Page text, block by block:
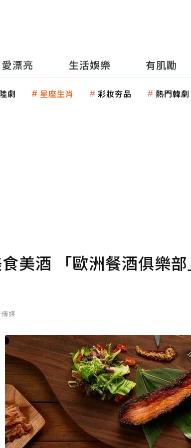
愛漂亮 生活娛樂 有肌勵
劇 星座生肖 彩妝夯品 熱門韓劇
美酒 「歐洲餐酒俱樂
媒